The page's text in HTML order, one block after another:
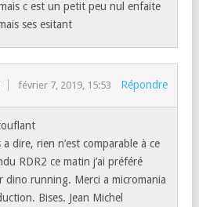
c est un petit peu nul enfaite
ses esitant
février 7, 2019, 15:53 Répondre
a dire, rien n’est comparable à ce
RDR2 ce matin j’ai préféré
dino running. Merci a micromania
Bises. Jean Michel